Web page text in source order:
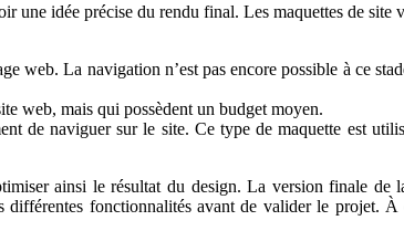
une idée précise du rendu final. Les maquettes de site
web. La navigation n’est pas encore possible à ce
web, mais qui possèdent un budget moyen.
de naviguer sur le site. Ce type de maquette est
ainsi le résultat du design. La version finale de
fonctionnalités avant de valider le projet. À